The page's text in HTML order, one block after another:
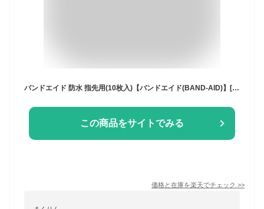
バンドエイド 防水 指先用(10枚入)【バンドエイド(BAND-AID)】[絆創膏 ばんそうこう 防水 救急箱 防災グッズ]
この商品をサイトでみる
価格と在庫を楽天でチェック >>